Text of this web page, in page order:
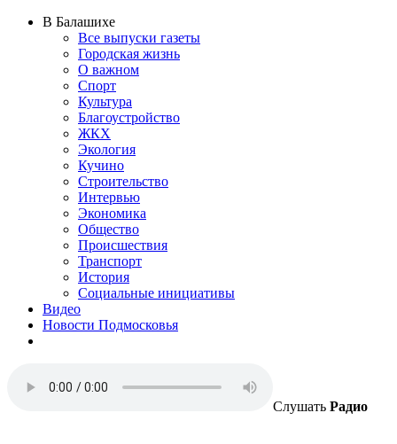
В Балашихе
Все выпуски газеты
Городская жизнь
О важном
Спорт
Культура
Благоустройство
ЖКХ
Экология
Кучино
Строительство
Интервью
Экономика
Общество
Происшествия
Транспорт
История
Социальные инициативы
Видео
Новости Подмосковья
Слушать Радио